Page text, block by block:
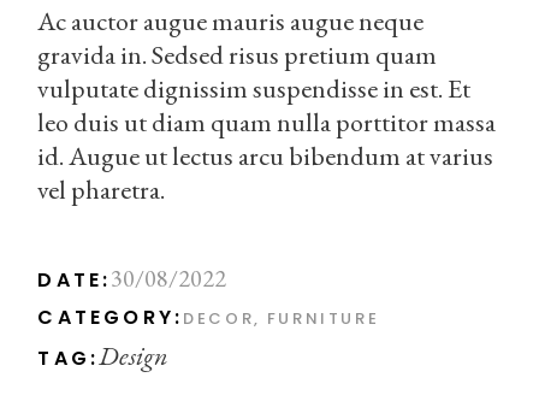
Ac auctor augue mauris augue neque
gravida in. Sedsed risus pretium quam
vulputate dignissim suspendisse in est. Et
leo duis ut diam quam nulla porttitor massa
id. Augue ut lectus arcu bibendum at varius
vel pharetra.
DATE:30/08/2022
CATEGORY: DECOR FURNITURE
TAG:Design